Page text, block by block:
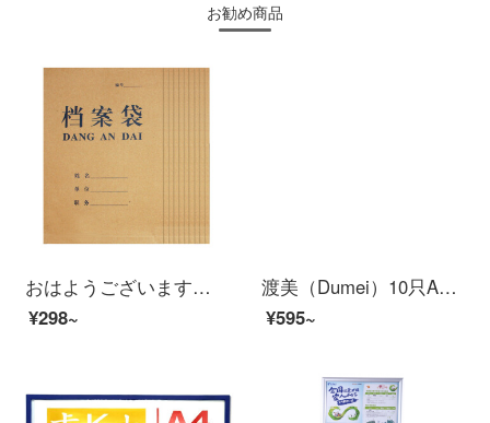
お勧め商品
おはようございます。A 4牛革の書類袋を厚くして、底の幅を5 cm 25枚お願いします。
¥298~
渡美（Dumei）10只A4防水网格拉链袋 特厚资料袋文件袋 蓝色NF-333
¥595~